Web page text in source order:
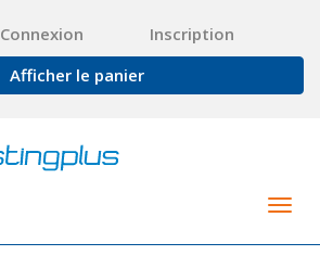
Connexion
Inscription
Afficher le panier